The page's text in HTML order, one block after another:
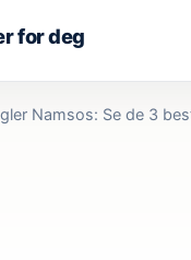
for deg
Namsos: Se de 3